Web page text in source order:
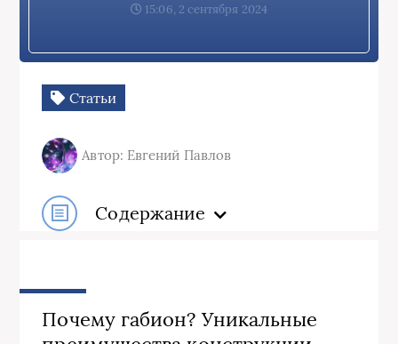
15:06, 2 сентября 2024
Статьи
Автор: Евгений Павлов
Содержание
Почему габион? Уникальные